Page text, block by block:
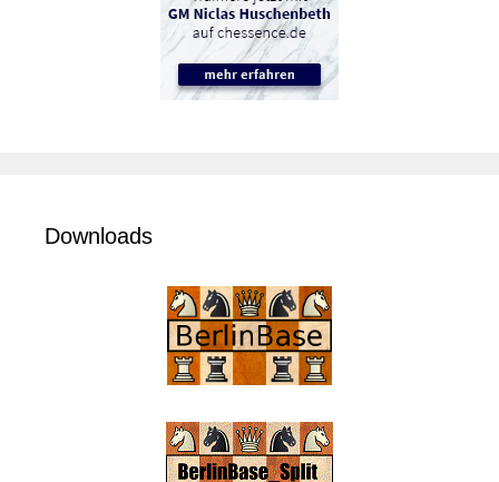
Downloads